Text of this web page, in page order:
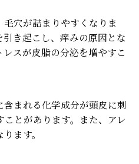
穴が詰まりやすくなりま
き起こし、痒みの原因とな
スが皮脂の分泌を増やすこ
まれる化学成分が頭皮に刺
とがあります。また、アレ
ます。